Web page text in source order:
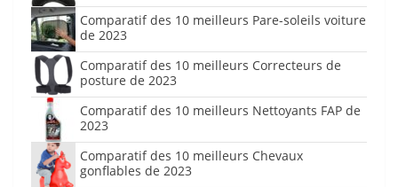
Comparatif des 10 meilleurs Pare-soleils voiture
de 2023
Comparatif des 10 meilleurs Correcteurs de
posture de 2023
Comparatif des 10 meilleurs Nettoyants FAP de
2023
Comparatif des 10 meilleurs Chevaux
gonflables de 2023